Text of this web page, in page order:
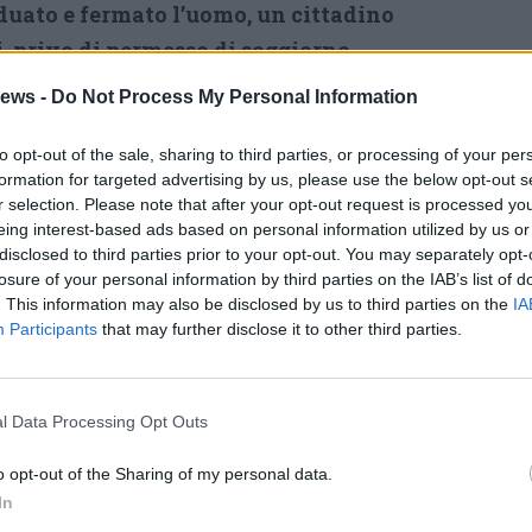
- Do Not Process My Personal Information
opt-out of the sale, sharing to third parties, or processing of your
for targeted advertising by us, please use the below opt-out
selection. Please note that after your opt-out request is processed
interest-based ads based on personal information utilized by us
to third parties prior to your opt-out. You may separately
of your personal information by third parties on the IAB’s list of
This information may also be disclosed by us to third parties on the
Participants that may further disclose it to other third parties.
Data Processing Opt Outs
opt-out of the Sharing of my personal data.
e fermato l’uomo, un cittadino
,privo di permesso di soggiorno,
Il nordafricano, riconosciuto come
stato denunciato per
Dopo gli adempimenti di rito, il
presso un C.I.E. (Centro
per la successivaespulsione del
Tutti gli eventi
diagosto
Pubblicato il 07 Agosto 2014